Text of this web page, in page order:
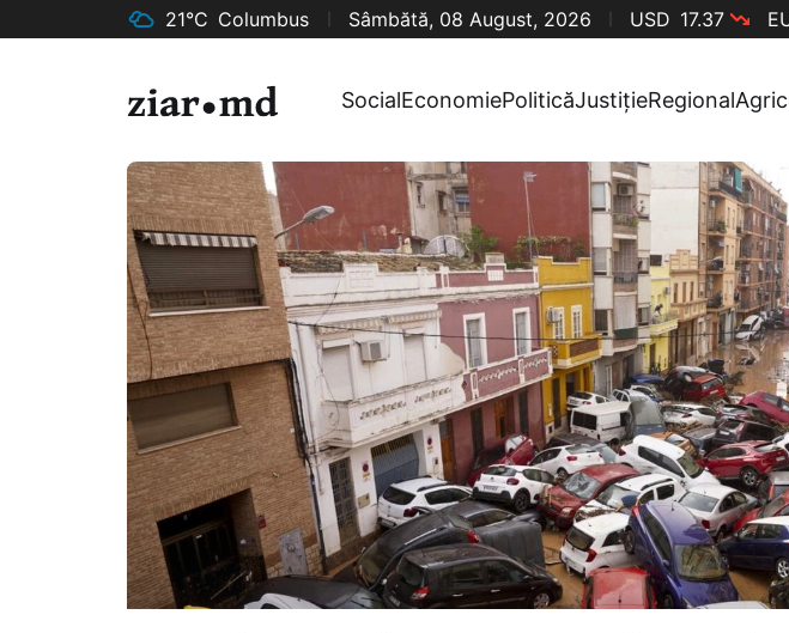
21°C Columbus Sâmbătă, 08 August, 2026 USD 17.37
SocialEconomiePoliticăJustițieRegional